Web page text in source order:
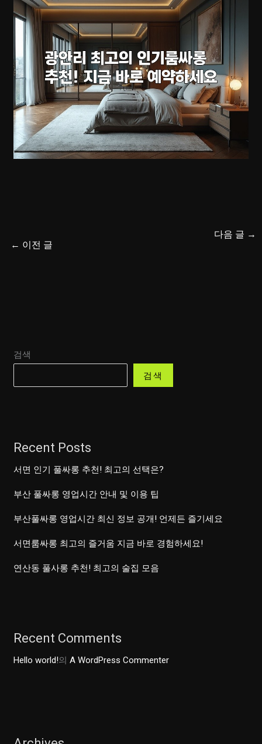
← 이전 글
다음 글 →
검색
검색
Recent Posts
서면 인기 풀싸롱 추천! 최고의 선택은?
부산 풀싸롱 영업시간 안내 및 이용 팁
부산풀싸롱 영업시간 최신 정보 공개! 언제든 즐기세요
서면룸싸롱 최고의 즐거움 지금 바로 경험하세요!
연산동 풀사롱 추천! 최고의 술집 모음
Recent Comments
Hello world!의A WordPress Commenter